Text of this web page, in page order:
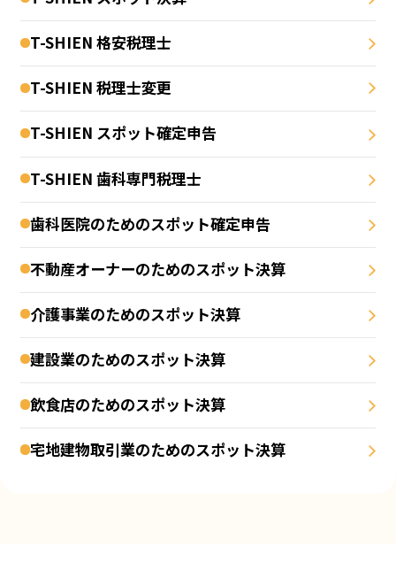
T-SHIEN 格安税理士
T-SHIEN 税理士変更
T-SHIEN スポット確定申告
T-SHIEN 歯科専門税理士
歯科医院のためのスポット確定申告
不動産オーナーのためのスポット決算
介護事業のためのスポット決算
建設業のためのスポット決算
飲食店のためのスポット決算
宅地建物取引業のためのスポット決算